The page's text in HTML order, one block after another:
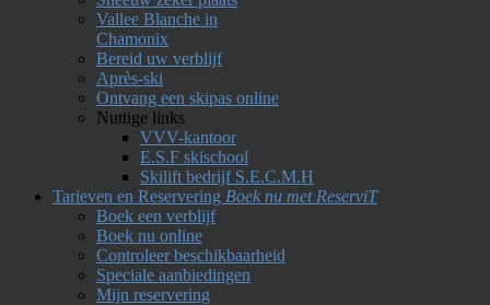
Vallee Blanche in
Chamonix
Bereid uw verblijf
Après-ski
Ontvang een skipas online
Nuttige links
VVV-kantoor
E.S.F skischool
Skilift bedrijf S.E.C.M.H
Tarieven en Reservering Boek nu met ReserviT
Boek een verblijf
Boek nu online
Controleer beschikbaarheid
Speciale aanbiedingen
Mijn reservering